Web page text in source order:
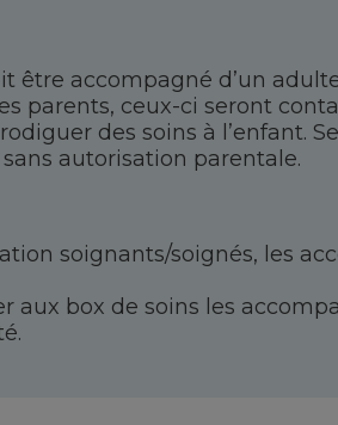
être accompagné d’un
parents, ceux-ci seront
des soins à l’enfant.
autorisation parentale.
soignants/soignés, les
aux box de soins les